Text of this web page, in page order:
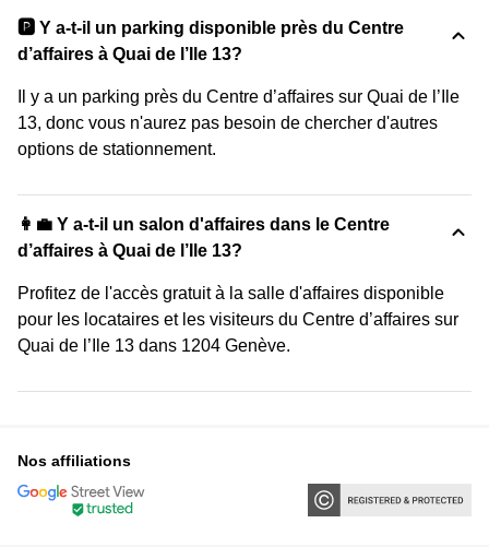
🅿️ Y a-t-il un parking disponible près du Centre
d’affaires à Quai de l’Ile 13?
Il y a un parking près du Centre d’affaires sur Quai de l’Ile
13, donc vous n'aurez pas besoin de chercher d'autres
options de stationnement.
👩‍💼 Y a-t-il un salon d'affaires dans le Centre
d’affaires à Quai de l’Ile 13?
Profitez de l'accès gratuit à la salle d'affaires disponible
pour les locataires et les visiteurs du Centre d’affaires sur
Quai de l’Ile 13 dans 1204 Genève.
Nos affiliations